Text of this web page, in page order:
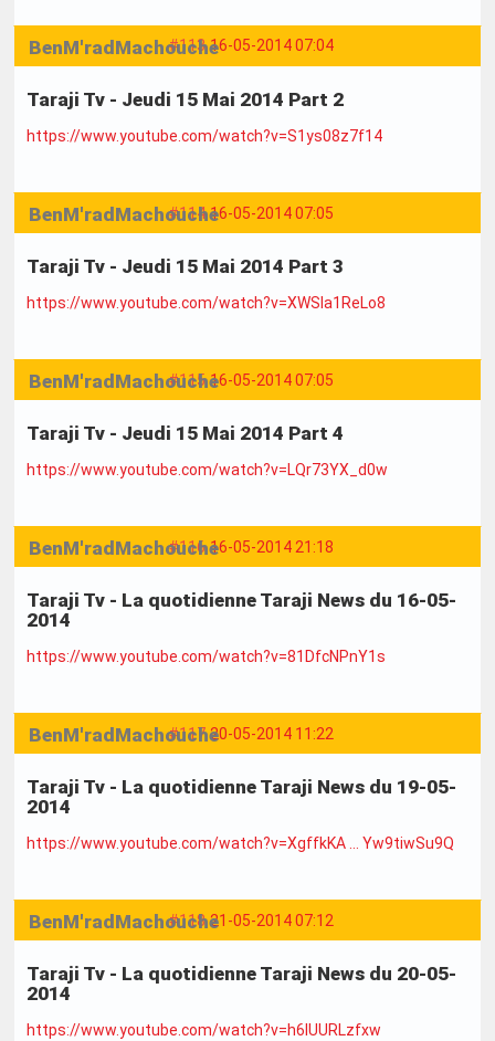
#113 16-05-2014 07:04
BenM'radMachouche
Taraji Tv - Jeudi 15 Mai 2014 Part 2
https://www.youtube.com/watch?v=S1ys08z7f14
#114 16-05-2014 07:05
BenM'radMachouche
Taraji Tv - Jeudi 15 Mai 2014 Part 3
https://www.youtube.com/watch?v=XWSla1ReLo8
#115 16-05-2014 07:05
BenM'radMachouche
Taraji Tv - Jeudi 15 Mai 2014 Part 4
https://www.youtube.com/watch?v=LQr73YX_d0w
#116 16-05-2014 21:18
BenM'radMachouche
Taraji Tv - La quotidienne Taraji News du 16-05-
2014
https://www.youtube.com/watch?v=81DfcNPnY1s
#117 20-05-2014 11:22
BenM'radMachouche
Taraji Tv - La quotidienne Taraji News du 19-05-
2014
https://www.youtube.com/watch?v=XgffkKA … Yw9tiwSu9Q
#118 21-05-2014 07:12
BenM'radMachouche
Taraji Tv - La quotidienne Taraji News du 20-05-
2014
https://www.youtube.com/watch?v=h6IUURLzfxw